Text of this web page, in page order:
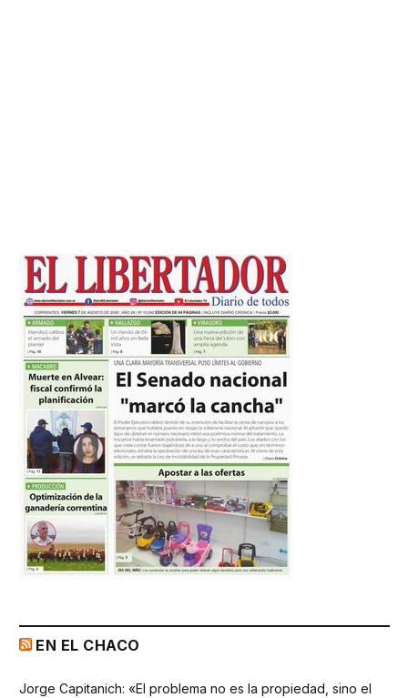
EN EL CHACO
Jorge Capitanich: «El problema no es la propiedad, sino el